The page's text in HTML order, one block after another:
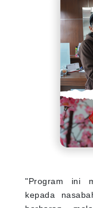
"Program ini
kepada